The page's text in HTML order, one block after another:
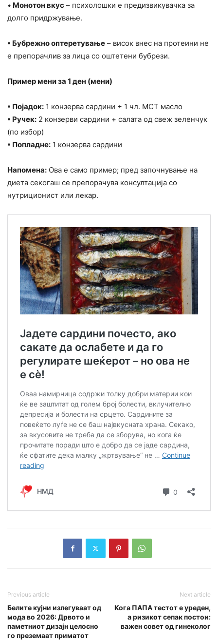
• Монотон вкус – психолошки е предизвикувачка за
долго придржување.
• Бубрежно оптеретување – висок внес на протеини не
е препорачлив за лица со оштетени бубрези.
Пример мени за 1 ден (мени)
• Појадок: 1 конзерва сардини + 1 чл. MCT масло
• Ручек: 2 конзерви сардини + салата од свеж зеленчук
(по избор)
• Попладне: 1 конзерва сардини
Напомена: Ова е само пример; пред започнување на
диета секогаш се препорачува консултација со
нутриционист или лекар.
Previous article
Белите кујни излегуваат од
мода во 2026: Дрвото и
паметниот дизајн целосно
го преземаат приматот
Next article
Кога ПАПА тестот е уреден,
а ризикот сепак постои:
важен совет од гинеколог